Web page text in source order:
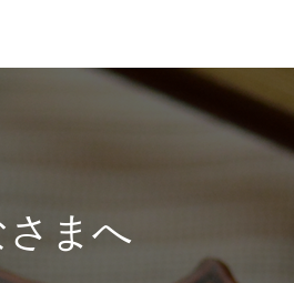
まへ